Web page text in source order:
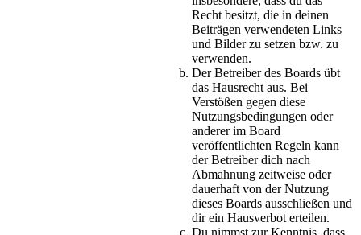
Recht besitzt, die in deinen
Beiträgen verwendeten Links
und Bilder zu setzen bzw. zu
verwenden.
Der Betreiber des Boards übt
das Hausrecht aus. Bei
Verstößen gegen diese
Nutzungsbedingungen oder
anderer im Board
veröffentlichten Regeln kann
der Betreiber dich nach
Abmahnung zeitweise oder
dauerhaft von der Nutzung
dieses Boards ausschließen und
dir ein Hausverbot erteilen.
Du nimmst zur Kenntnis, dass